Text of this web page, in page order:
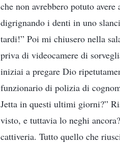
che non avrebbero potuto
digrignando i denti in uno
tardi!” Poi mi chiusero nella
priva di videocamere di
iniziai a pregare Dio
funzionario di polizia di
Jetta in questi ultimi giorni?”
visto, e tuttavia lo neghi
cattiveria. Tutto quello che